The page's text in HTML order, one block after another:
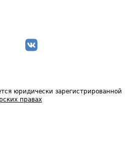
юридически зарегистрированной
правах